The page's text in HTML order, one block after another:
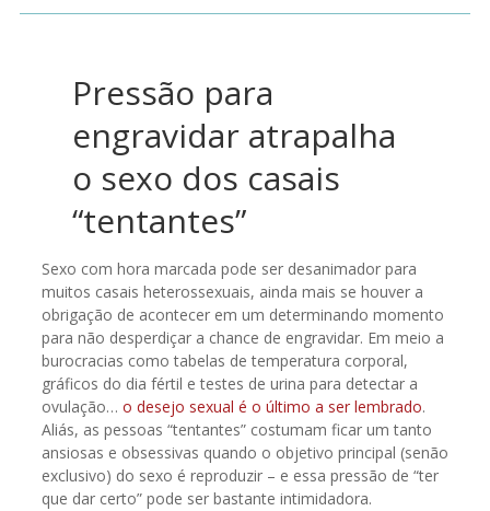
Pressão para
engravidar atrapalha
o sexo dos casais
“tentantes”
Sexo com hora marcada pode ser desanimador para
muitos casais heterossexuais, ainda mais se houver a
obrigação de acontecer em um determinando momento
para não desperdiçar a chance de engravidar. Em meio a
burocracias como tabelas de temperatura corporal,
gráficos do dia fértil e testes de urina para detectar a
ovulação… o desejo sexual é o último a ser lembrado.
Aliás, as pessoas “tentantes” costumam ficar um tanto
ansiosas e obsessivas quando o objetivo principal (senão
exclusivo) do sexo é reproduzir – e essa pressão de “ter
que dar certo” pode ser bastante intimidadora.